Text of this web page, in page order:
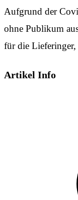
Aufgrund der
ohne Publikum
für die Lieferinger,
Artikel Info